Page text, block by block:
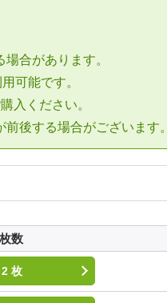
合があります。
可能です。
入ください。
後する場合がございます。
数
枚